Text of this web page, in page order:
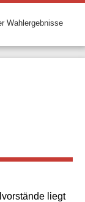
Wahlergebnisse
liegt